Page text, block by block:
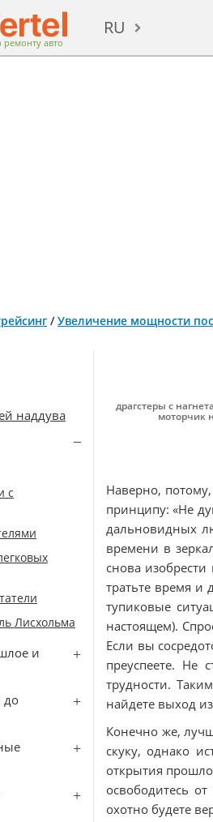
ремонту авто
RU
/Увеличение мощности
наддува
с
Лисхольма
и
до
драгстеры с
моторчик
Наверно,
принципу: «Не
дальновидных
времени в
снова
тратьте время
тупиковые
настоящем).
Если вы
преуспеете. Не
трудности.
найдете выход
Конечно же,
скуку, однако
открытия
освободитесь
охотно будете